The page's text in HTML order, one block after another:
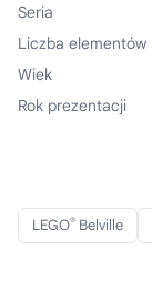
Seria
Liczba elementów
Wiek
Rok prezentacji
LEGO® Belville